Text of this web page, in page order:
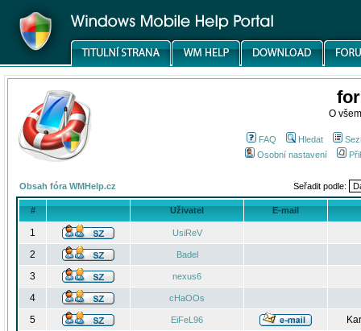
O
FAQ Hledat
Osobní nastavení
Obsah fóra WMHelp.cz Seřadit podle:
# Uživatel E-mail
1 UsiReV
2 Badel
3 nexus6
4 cHaOOs
5 EiFeL96